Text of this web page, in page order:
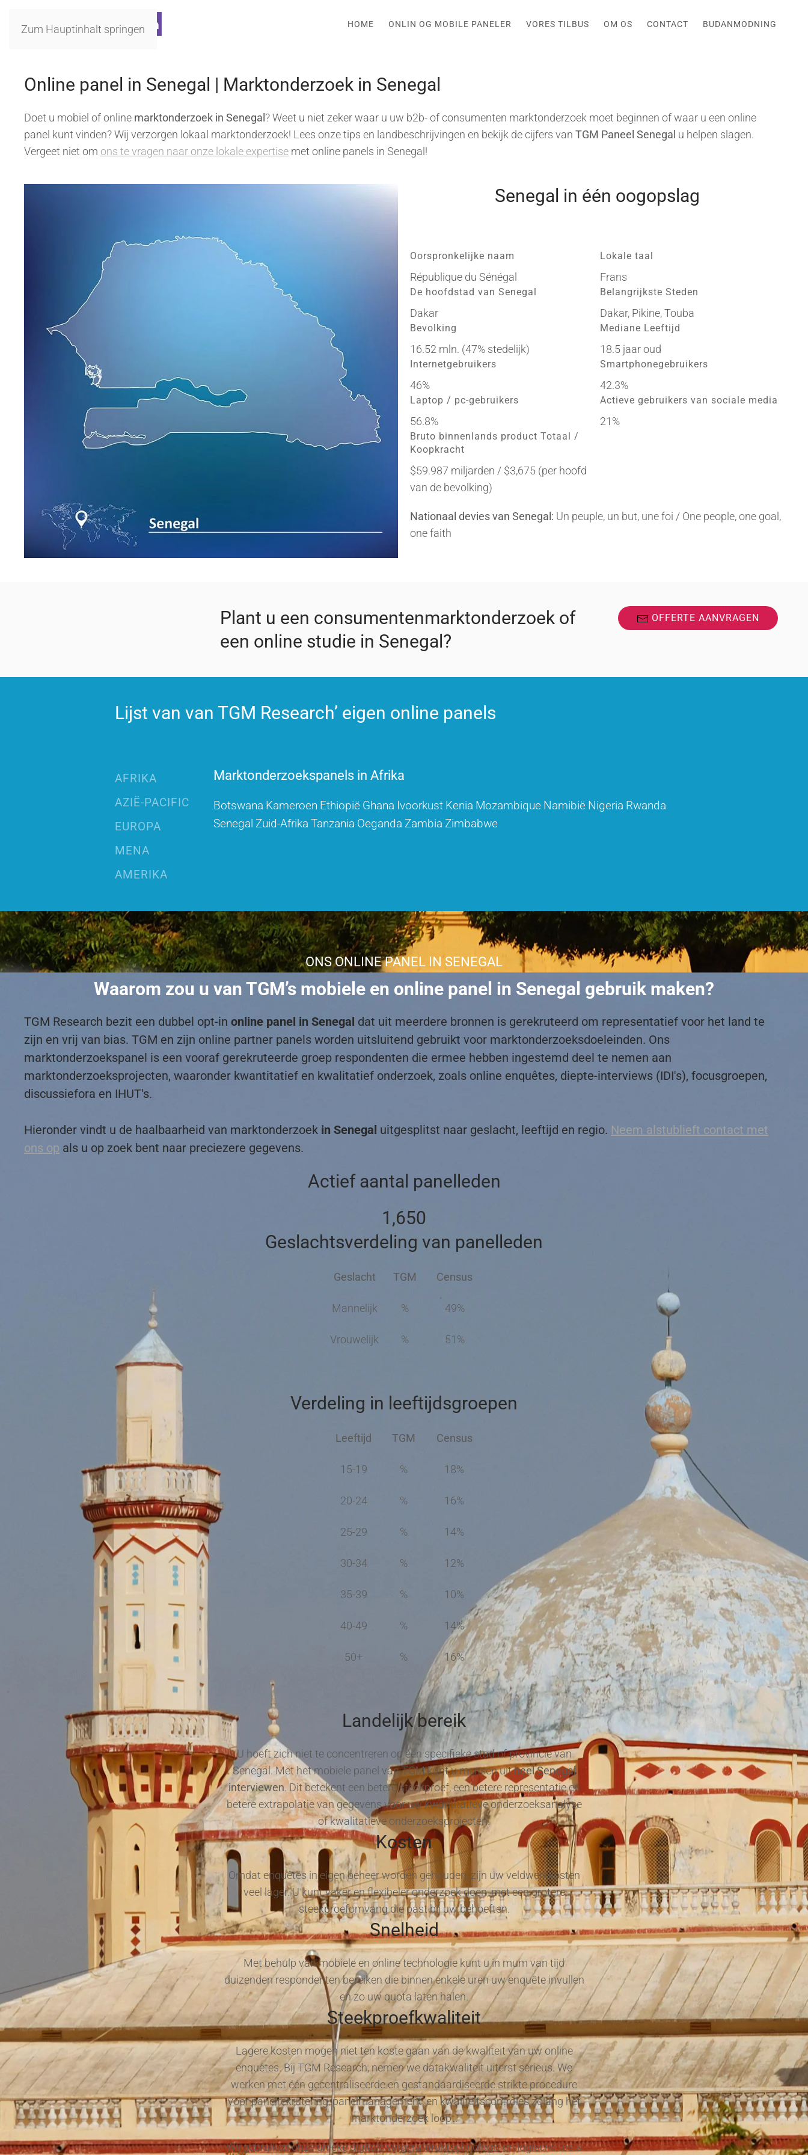
Zum Hauptinhalt springen HOME ONLIN OG MOBILE PANELER VORES TILBUS OM OS CONTACT BUDANMODNING
Online panel in Senegal | Marktonderzoek in Senegal
Doet u mobiel of online marktonderzoek in Senegal ? Weet u niet zeker waar u uw b2b- of consumenten marktonderzoek moet beginnen of waar u een online
panel kunt vinden? Wij verzorgen lokaal marktonderzoek! Lees onze tips en landbeschrijvingen en bekijk de cijfers van TGM Paneel Senegal u helpen slagen.
Vergeet niet om ons te vragen naar onze lokale expertise met online panels in Senegal!
Senegal in één oogopslag
Oorspronkelijke naam
République du Sénégal
Lokale taal
Frans
De hoofdstad van Senegal
Dakar
Belangrijkste Steden
Dakar, Pikine, Touba
Bevolking
16.52 mln. (47% stedelijk)
Mediane Leeftijd
18.5 jaar oud
Internetgebruikers
46%
Smartphonegebruikers
42.3%
Laptop / pc-gebruikers
56.8%
Actieve gebruikers van sociale media
21%
Bruto binnenlands product Totaal /
Koopkracht
$59.987 miljarden / $3,675 (per hoofd
van de bevolking)
Nationaal devies van Senegal: Un peuple, un but, une foi / One people, one goal,
one faith
Plant u een consumentenmarktonderzoek of
een online studie in Senegal?
OFFERTE AANVRAGEN
Lijst van van TGM Research’ eigen online panels
AFRIKA
AZIË-PACIFIC
EUROPA
MENA
AMERIKA
Marktonderzoekspanels in Afrika
Botswana Kameroen Ethiopië Ghana Ivoorkust Kenia Mozambique Namibië Nigeria Rwanda
Senegal Zuid-Afrika Tanzania Oeganda Zambia Zimbabwe
ONS ONLINE PANEL IN SENEGAL
Waarom zou u van TGM’s mobiele en online panel in Senegal gebruik maken?
TGM Research bezit een dubbel opt-in online panel in Senegal dat uit meerdere bronnen is gerekruteerd om representatief voor het land te
zijn en vrij van bias. TGM en zijn online partner panels worden uitsluitend gebruikt voor marktonderzoeksdoeleinden. Ons
marktonderzoekspanel is een vooraf gerekruteerde groep respondenten die ermee hebben ingestemd deel te nemen aan
marktonderzoeksprojecten, waaronder kwantitatief en kwalitatief onderzoek, zoals online enquêtes, diepte-interviews (IDI's), focusgroepen,
discussiefora en IHUT's.
Hieronder vindt u de haalbaarheid van marktonderzoek in Senegal uitgesplitst naar geslacht, leeftijd en regio. Neem alstublieft contact met
ons op als u op zoek bent naar preciezere gegevens.
Actief aantal panelleden
1,650
Geslachtsverdeling van panelleden
Geslacht TGM Census
Mannelijk % 49%
Vrouwelijk % 51%
Verdeling in leeftijdsgroepen
Leeftijd TGM Census
15-19 % 18%
20-24 % 16%
25-29 % 14%
30-34 % 12%
35-39 % 10%
40-49 % 14%
50+ % 16%
Landelijk bereik
U hoeft zich niet te concentreren op één specifieke stad of provincie van
Senegal. Met het mobiele panel van TGM kunt u mensen uitheel Senegal
interviewen. Dit betekent een betere steekproef, een betere representatie en
betere extrapolatie van gegevens voor uw kwantitatieve onderzoeksanalyse
of kwalitatieve onderzoeksprojecten.
Kosten
Omdat enquêtes in eigen beheer worden gehouden, zijn uw veldwerkkosten
veel lager. U kunt vaker en flexibeler onderzoek doen, met een grotere
steekproefomvang die past bij uw behoeften.
Snelheid
Met behulp van mobiele en online technologie kunt u in mum van tijd
duizenden respondenten bereiken die binnen enkele uren uw enquête invullen
en zo uw quota laten halen.
Steekproefkwaliteit
Lagere kosten mogen niet ten koste gaan van de kwaliteit van uw online
enquêtes. Bij TGM Research, nemen we datakwaliteit uiterst serieus. We
werken met één gecentraliseerde en gestandaardiseerde strikte procedure
voor panelrekrutering, panelmanagement, en kwaliteitscontroles zolang het
marktonderzoek loopt.
Wij gebruiken onze unieke digitale vingerafdruktechnologie en logische tests